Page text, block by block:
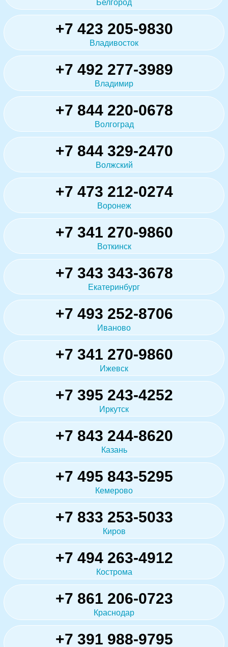
Белгород
+7 423 205-9830
Владивосток
+7 492 277-3989
Владимир
+7 844 220-0678
Волгоград
+7 844 329-2470
Волжский
+7 473 212-0274
Воронеж
+7 341 270-9860
Воткинск
+7 343 343-3678
Екатеринбург
+7 493 252-8706
Иваново
+7 341 270-9860
Ижевск
+7 395 243-4252
Иркутск
+7 843 244-8620
Казань
+7 495 843-5295
Кемерово
+7 833 253-5033
Киров
+7 494 263-4912
Кострома
+7 861 206-0723
Краснодар
+7 391 988-9795